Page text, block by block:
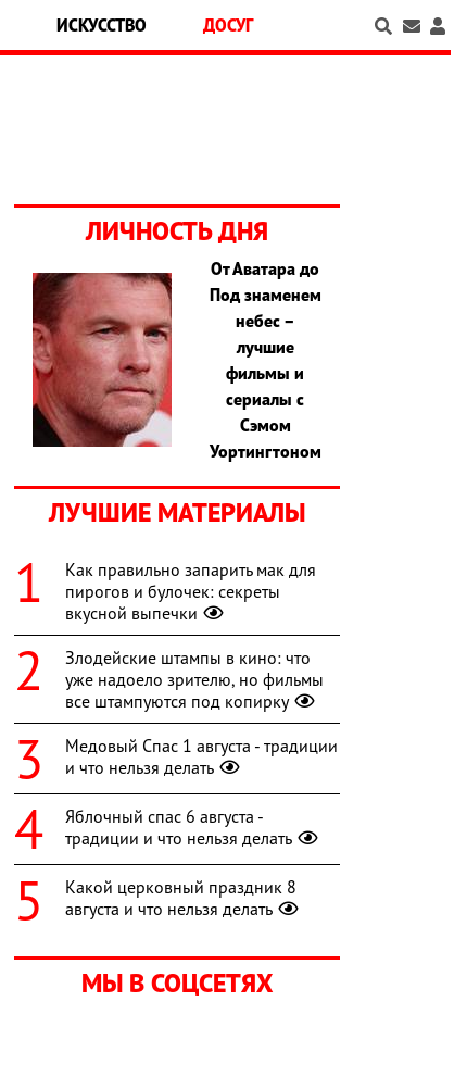
ИСКУССТВО ДОСУГ
ЛИЧНОСТЬ ДНЯ
От Аватара до
Под знаменем
небес –
лучшие
фильмы и
сериалы с
Сэмом
Уортингтоном
ЛУЧШИЕ МАТЕРИАЛЫ
Как правильно запарить мак для
пирогов и булочек: секреты
вкусной выпечки
Злодейские штампы в кино: что
уже надоело зрителю, но фильмы
все штампуются под копирку
Медовый Спас 1 августа - традиции
и что нельзя делать
Яблочный спас 6 августа -
традиции и что нельзя делать
Какой церковный праздник 8
августа и что нельзя делать
МЫ В СОЦСЕТЯХ